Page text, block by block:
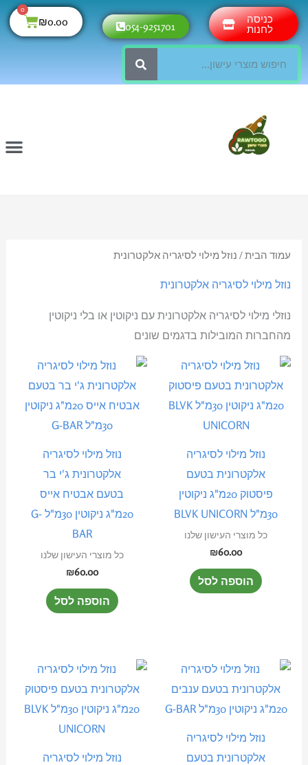
דילוג
לתוכן
כניסה
לחנות 054-9251701
₪0.00
0
עגלת
קניות
עמוד הבית/ נוזל מילוי לסיגריה אלקטרונית
נוזל מילוי לסיגריה אלקטרונית
נוזלי מילוי לסיגריה אלקטרונית עם ניקוטין או בלי ניקוטין
מהחברות המובילות בדגמים שונים
נוזל מילוי לסיגריה
אלקטרונית בטעם
פיסטוק 20מ"ג ניקוטין
30מ"ל BLVK UNICORN
כל מוצרי העישון שלנו
₪60.00
הוספה לסל
נוזל מילוי לסיגריה
אלקטרונית ג'י בר
בטעם אבטיח אייס
20מ"ג ניקוטין 30מ"ל G-
BAR
כל מוצרי העישון שלנו
₪60.00
הוספה לסל
נוזל מילוי לסיגריה
אלקטרונית בטעם
נוזל מילוי לסיגריה